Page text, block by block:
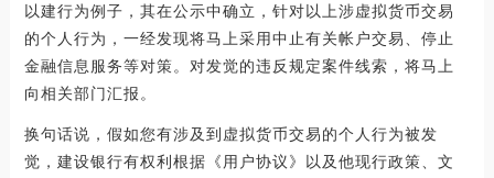
以建行为例子，其在公示中确立，针对以上涉虚拟货币交易
的个人行为，一经发现将马上采用中止有关帐户交易、停止
金融信息服务等对策。对发觉的违反规定案件线索，将马上
向相关部门汇报。
换句话说，假如您有涉及到虚拟货币交易的个人行为被发
觉，建设银行有权利根据《用户协议》以及他现行政策、文